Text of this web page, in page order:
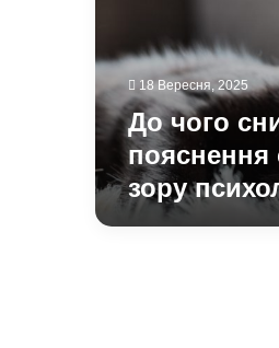
точки
зору
психології
18 Вересня, 2025
До чого
пояснення
зору